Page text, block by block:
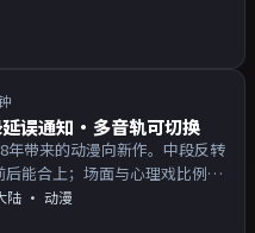
误通知·多音轨可切换
年带来的动漫向新作。中段反转
能合上；场面与心理戏比例得
派为主，适合喜欢强叙事与人
入片单。
陆 · 动漫